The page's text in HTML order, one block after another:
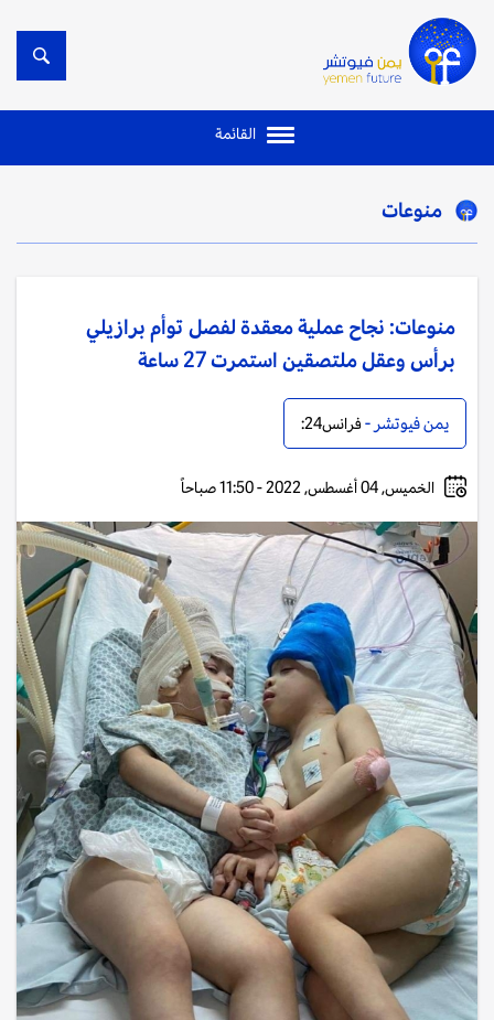
القائمة
منوعات
منوعات: نجاح عملية معقدة لفصل توأم برازيلي
برأس وعقل ملتصقين استمرت 27 ساعة
يمن فيوتشر -فرانس24:
الخميس, 04 أغسطس, 2022 - 11:50 صباحاً